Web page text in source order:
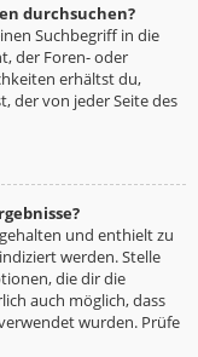
durchsuchen?
Suchbegriff in die
der Foren- oder
erhältst du,
der von jeder Seite des
und enthielt zu
werden. Stelle
die dir die
auch möglich, dass
wurden. Prüfe